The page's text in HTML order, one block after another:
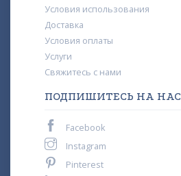
Условия использования
Доставка
Условия оплаты
Услуги
Свяжитесь с нами
ПОДПИШИТЕСЬ НА НАС
Facebook
Instagram
Pinterest